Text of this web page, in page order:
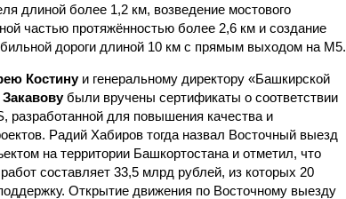
длиной более 1,2 км, возведение мостового
частью протяжённостью более 2,6 км и создание
дороги длиной 10 км с прямым выходом на М5.
Костинуи генеральному директору «Башкирской
были вручены сертификаты о соответствии
разработанной для повышения качества и
Радий Хабиров тогда назвал Восточный выезд
на территории Башкортостана и отметил, что
составляет 33,5 млрд рублей, из которых 20
Открытие движения по Восточному выезду